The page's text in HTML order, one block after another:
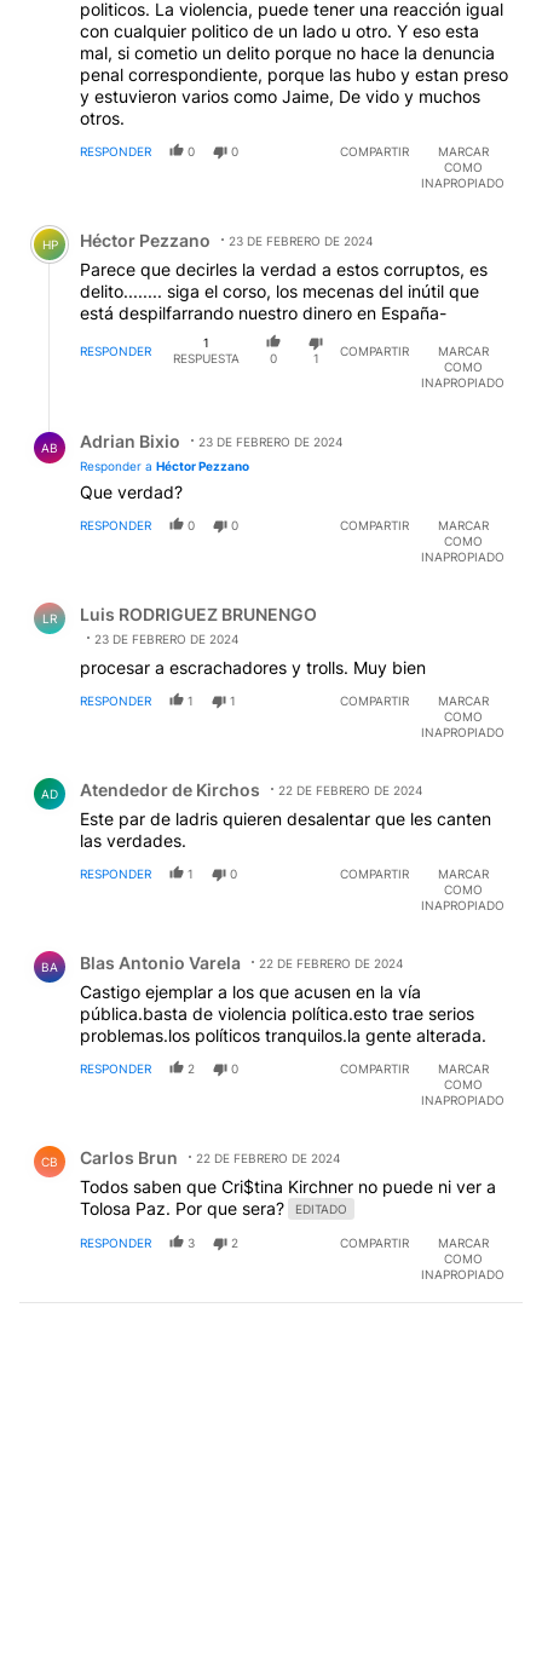
politicos. La violencia, puede tener una reacción igual
con cualquier politico de un lado u otro. Y eso esta
mal, si cometio un delito porque no hace la denuncia
penal correspondiente, porque las hubo y estan preso
y estuvieron varios como Jaime, De vido y muchos
otros.
RESPONDER 0 0 COMPARTIR
MARCAR
COMO
INAPROPIADO
Comentario de Héctor Pezzano.
HP Héctor Pezzano 23 DE FEBRERO DE 2024
Parece que decirles la verdad a estos corruptos, es
delito........ siga el corso, los mecenas del inútil que
está despilfarrando nuestro dinero en España-
RESPONDER
1
RESPUESTA
0 1
COMPARTIR
MARCAR
COMO
INAPROPIADO
AB Adrian Bixio
23 DE FEBRERO DE 2024
Responder a Héctor Pezzano
Que verdad?
RESPONDER 0 0 COMPARTIR
MARCAR
COMO
INAPROPIADO
LR Luis RODRIGUEZ BRUNENGO
23 DE FEBRERO DE 2024
procesar a escrachadores y trolls. Muy bien
RESPONDER 1 1 COMPARTIR
MARCAR
COMO
INAPROPIADO
AD Atendedor de Kirchos 22 DE FEBRERO DE 2024
Este par de ladris quieren desalentar que les canten
las verdades.
RESPONDER 1 0 COMPARTIR
MARCAR
COMO
INAPROPIADO
BA Blas Antonio Varela 22 DE FEBRERO DE 2024
Castigo ejemplar a los que acusen en la vía
pública.basta de violencia política.esto trae serios
problemas.los políticos tranquilos.la gente alterada.
RESPONDER 2 0 COMPARTIR
MARCAR
COMO
INAPROPIADO
CB Carlos Brun 22 DE FEBRERO DE 2024
Todos saben que Cri$tina Kirchner no puede ni ver a
Tolosa Paz. Por que sera?
EDITADO
RESPONDER 3 2 COMPARTIR
MARCAR
COMO
INAPROPIADO